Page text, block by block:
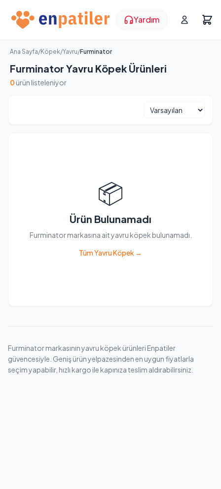
Yardım
Ana Sayfa/Köpek/Yavru/Furminator
Furminator Yavru Köpek Ürünleri
0 ürün listeleniyor
📦
Ürün Bulunamadı
Furminator markasına ait yavru köpek bulunamadı.
Tüm Yavru Köpek →
Furminator markasının yavru köpek ürünleri Enpatiler
güvencesiyle. Geniş ürün yelpazesinden en uygun fiyatlarla
seçim yapabilir, hızlı kargo ile kapınıza teslim aldırabilirsiniz.